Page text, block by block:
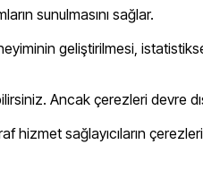
sunulmasını sağlar.
geliştirilmesi,
Ancak çerezleri devre
sağlayıcıların çerezleri